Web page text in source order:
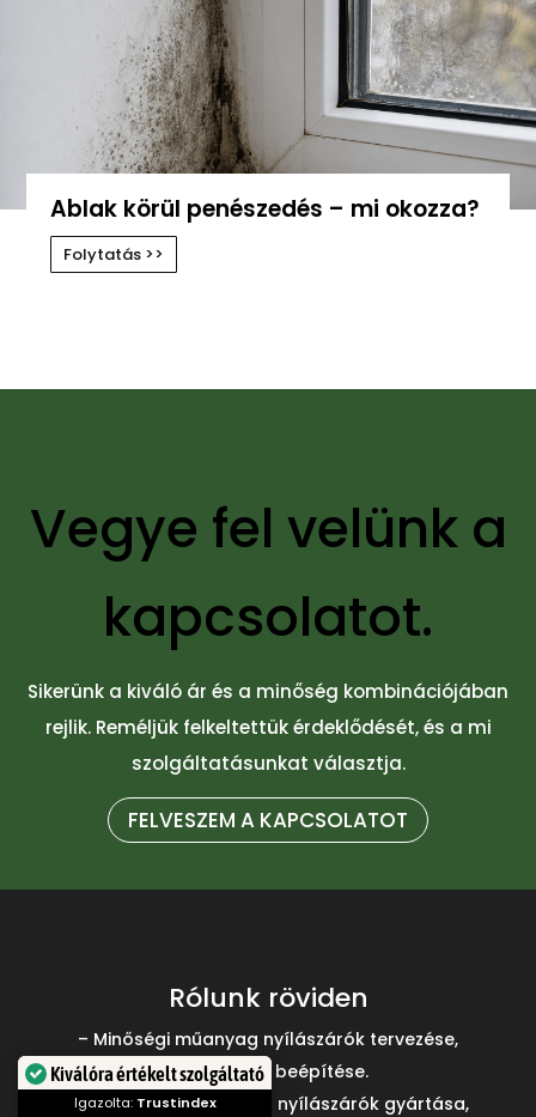
Ablak körül penészedés – mi okozza?
Folytatás >>
Vegye fel velünk a
kapcsolatot.
Sikerünk a kiváló ár és a minőség kombinációjában
rejlik. Reméljük felkeltettük érdeklődését, és a mi
szolgáltatásunkat választja.
FELVESZEM A KAPCSOLATOT
Rólunk röviden
– Minőségi műanyag nyílászárók tervezése,
kivitelezése, beépítése.
– Minőségi és egyedi fa nyílászárók gyártása,
Kiválóra értékelt szolgáltató
Igazolta: Trustindex